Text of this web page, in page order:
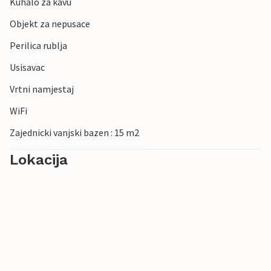
Objekt za nepusace
Perilica rublja
Usisavac
Vrtni namjestaj
WiFi
Zajednicki vanjski bazen : 15 m2
Lokacija